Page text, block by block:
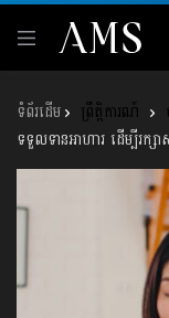
ព្រឹត្តិការណ៍
ទទួលទានអាហារ ដើម្បីរក្